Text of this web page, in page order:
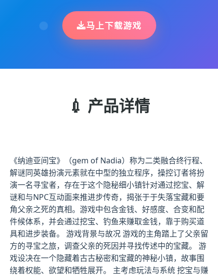
马上下载游戏
💉 产品详情
《纳迪亚间宝》（gem of Nadia）称为二类融合终行程、
解谜同英雄扮演元素就在中型的独立程序，操控订者将扮
演一名寻宝者，存在于这个隐秘细小镇针对通过挖宝、解
谜和与NPC互动面来推进步传奇，揭张于于失落宝藏和要
角父亲之死的真相。游戏中包含金钱、好感度、合变和配
件候体系，并会通过挖宝、钓鱼来赚取金钱，靠于购买道
具和进步装备。 游戏背景与故况 游戏的主角踏上了父亲留
方的寻宝之旅，调查父亲的死因并寻找传述中的宝藏。 游
戏设决在一个隐藏着古古秘密和宝藏的神秘小镇，故事围
绕着权能、欲望和牺牲展开。 主考虑玩法与系统 挖宝与赚